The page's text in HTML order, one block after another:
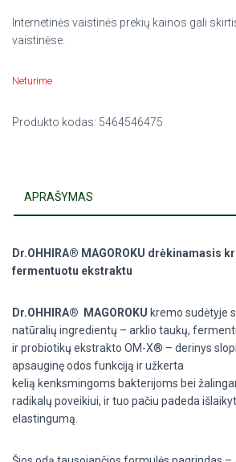
Internetinės vaistinės prekių kainos gali
vaistinėse.
Neturime
Produkto kodas: 5464546475
APRAŠYMAS
Dr.OHHIRA® MAGOROKU drėkinamasis
fermentuotu ekstraktu
Dr.OHHIRA® MAGOROKU kremo sudėtyje
natūralių ingredientų – arklio taukų,
irprobiotikų ekstrakto OM-X® – derinys
apsauginę odos funkciją ir užkerta
kelią kenksmingoms bakterijoms bei
radikalų poveikiui, ir tuo pačiu padeda
elastingumą.